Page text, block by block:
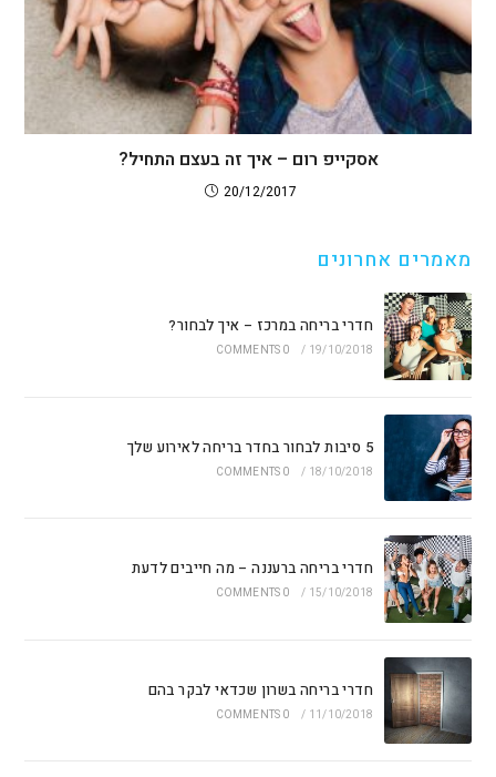
אסקייפ רום – איך זה בעצם התחיל?
20/12/2017
מאמרים אחרונים
חדרי בריחה במרכז – איך לבחור?
19/10/2018
/
0 COMMENTS
5 סיבות לבחור בחדר בריחה לאירוע שלך
18/10/2018
/
0 COMMENTS
חדרי בריחה ברעננה – מה חייבים לדעת
15/10/2018
/
0 COMMENTS
חדרי בריחה בשרון שכדאי לבקר בהם
11/10/2018
/
0 COMMENTS